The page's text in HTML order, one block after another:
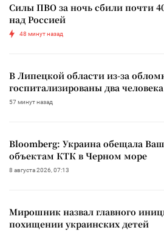
Силы ПВО за ночь сбили почти
над Россией
48 минут назад
В Липецкой области из-за
госпитализированы два человека
57 минут назад
Bloomberg: Украина обещала
объектам КТК в Черном море
8 августа 2026, 07:13
Мирошник назвал главного
похищении украинских детей